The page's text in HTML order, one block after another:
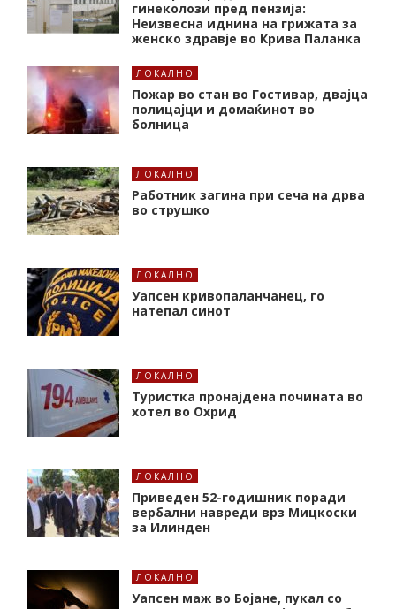
гинеколози пред пензија:
Неизвесна иднина на грижата за
женско здравје во Крива Паланка
ЛОКАЛНО
Пожар во стан во Гостивар, двајца
полицајци и домаќинот во
болница
ЛОКАЛНО
Работник загина при сеча на дрва
во струшко
ЛОКАЛНО
Уапсен кривопаланчанец, го
натепал синот
ЛОКАЛНО
Туристка пронајдена почината во
хотел во Охрид
ЛОКАЛНО
Приведен 52-годишник поради
вербални навреди врз Мицкоски
за Илинден
ЛОКАЛНО
Уапсен маж во Бојане, пукал со